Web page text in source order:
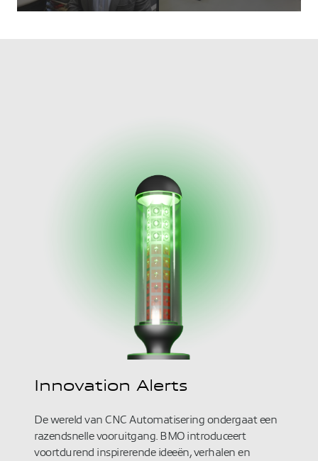
Innovation Alerts
De wereld van CNC Automatisering ondergaat een
razendsnelle vooruitgang. BMO introduceert
voortdurend inspirerende ideeën, verhalen en